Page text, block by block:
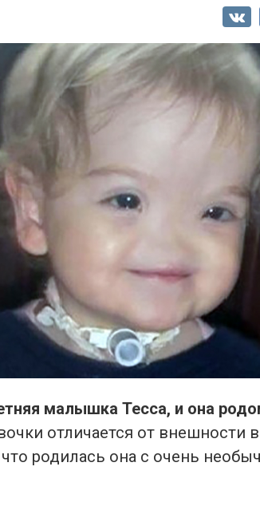
малышка Тесса, и она
отличается от внешности
родилась она с очень